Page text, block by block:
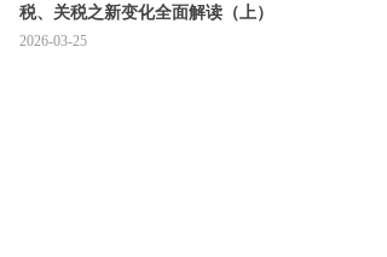
税、关税之新变化全面解读（上）
2026-03-25